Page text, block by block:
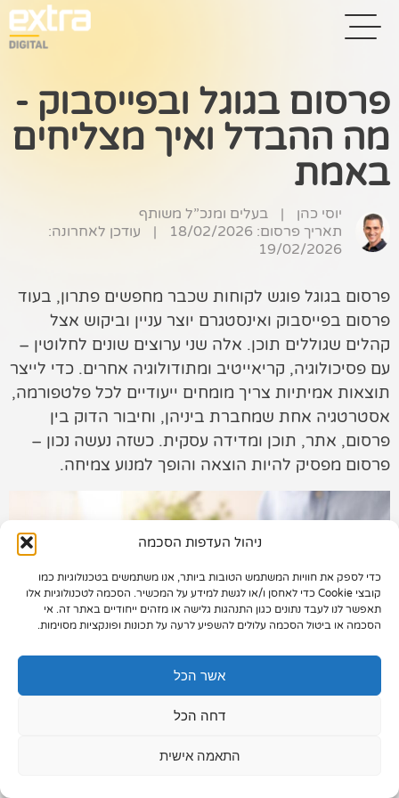
ניהול העדפות הסכמה
כדי לספק את חוויות המשתמש הטובות ביותר, אנו משתמשים בטכנולוגיות כמו
קובצי Cookie כדי לאחסן ו/או לגשת למידע על המכשיר. הסכמה לטכנולוגיות אלו
תאפשר לנו לעבד נתונים כגון התנהגות גלישה או מזהים ייחודיים באתר זה. אי
הסכמה או ביטול הסכמה עלולים להשפיע לרעה על תכונות ופונקציות מסוימות.
אשר הכל
דחה הכל
התאמה אישית
בית
בניית אתרים
קידום אתרים
פרסום בגוגל
רשתות חברתיות
שיווק לאתרי
סחר
קייס סטאדי
תיק עבודות
צור קשר
073-7028000
הפלד 7, חולון
info@extra.co.il
פרסום בגוגל ובפייסבוק -
מה ההבדל ואיך מצליחים
באמת
יוסי כהן |
בעלים ומנכ”ל משותף
תאריך פרסום: 18/02/2026
|
עודכן לאחרונה:
19/02/2026
פרסום בגוגל פוגש לקוחות שכבר מחפשים פתרון, בעוד
פרסום בפייסבוק ואינסטגרם יוצר עניין וביקוש אצל
קהלים שגוללים תוכן. אלה שני ערוצים שונים לחלוטין –
עם פסיכולוגיה, קריאייטיב ומתודולוגיה אחרים. כדי לייצר
תוצאות אמיתיות צריך מומחים ייעודיים לכל פלטפורמה,
אסטרטגיה אחת שמחברת ביניהן, וחיבור הדוק בין
פרסום, אתר, תוכן ומדידה עסקית. כשזה נעשה נכון –
פרסום מפסיק להיות הוצאה והופך למנוע צמיחה.